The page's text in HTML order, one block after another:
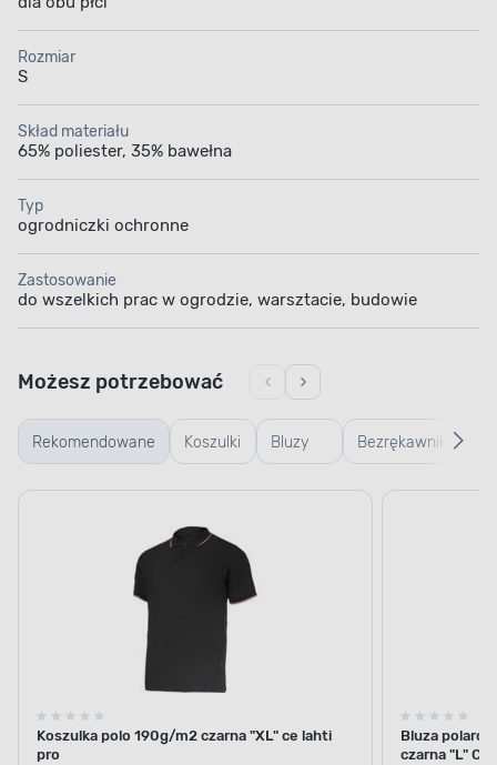
Rozmiar
S
Skład materiału
65% poliester, 35% bawełna
Typ
ogrodniczki ochronne
Zastosowanie
do wszelkich prac w ogrodzie, warsztacie, budowie
Rekomendowane Koszulki
robocze
Bluzy
robocze
Bezrękawniki
robocze
Możesz potrzebować
Koszulka polo 190g/m2 czarna "XL" ce lahti
pro
Bluza
czarna "L" CE